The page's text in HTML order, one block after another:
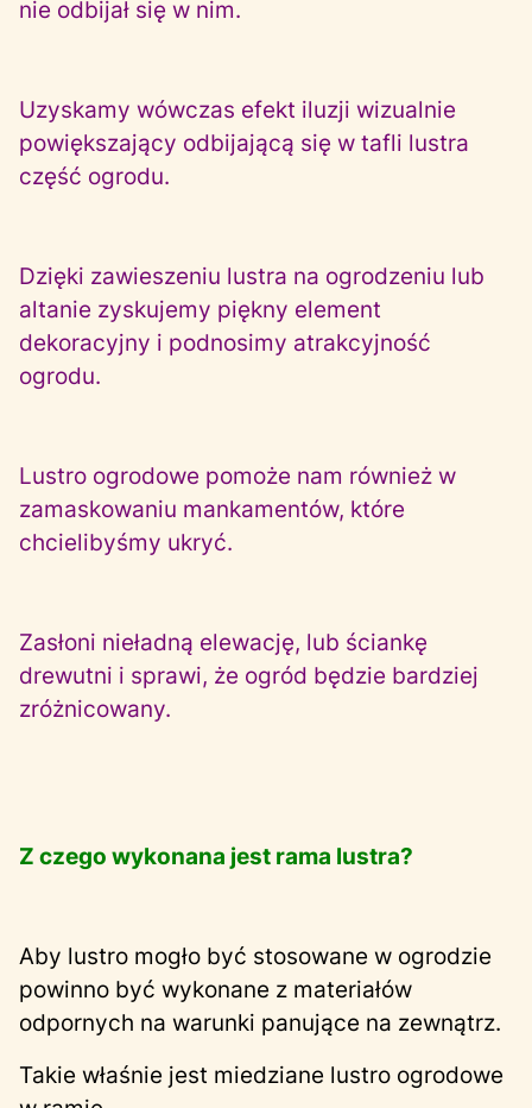
nie odbijał się w nim.
Uzyskamy wówczas efekt iluzji wizualnie
powiększający odbijającą się w tafli lustra
część ogrodu.
Dzięki zawieszeniu lustra na ogrodzeniu lub
altanie zyskujemy piękny element
dekoracyjny i podnosimy atrakcyjność
ogrodu.
Lustro ogrodowe pomoże nam również w
zamaskowaniu mankamentów, które
chcielibyśmy ukryć.
Zasłoni nieładną elewację, lub ściankę
drewutni i sprawi, że ogród będzie bardziej
zróżnicowany.
Z czego wykonana jest rama lustra?
Aby lustro mogło być stosowane w ogrodzie
powinno być wykonane z materiałów
odpornych na warunki panujące na zewnątrz.
Takie właśnie jest miedziane lustro ogrodowe